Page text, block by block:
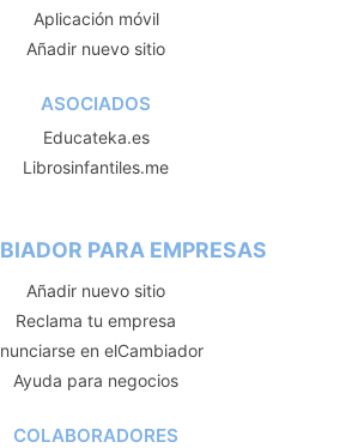
Aplicación móvil
Añadir nuevo sitio
ASOCIADOS
Educateka.es
Librosinfantiles.me
PARA EMPRESAS
Añadir nuevo sitio
Reclama tu empresa
en elCambiador
Ayuda para negocios
COLABORADORES